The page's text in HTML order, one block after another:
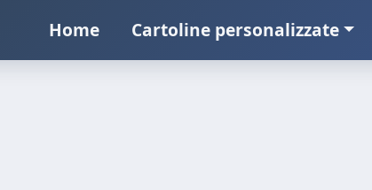
Home Cartoline personalizzate